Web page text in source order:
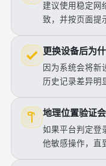
建议使用稳定网
致，并按页面提
更换设备后为
因为系统会将新
历史记录差异明
地理位置验证
如果平台判定登
他敏感操作，直